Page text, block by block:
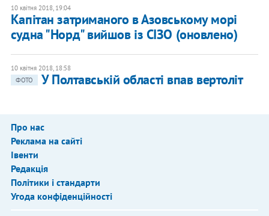
10 квітня 2018, 19:04
Капітан затриманого в Азовському морі
судна "Норд" вийшов із СІЗО (оновлено)
10 квітня 2018, 18:58
ФОТО
У Полтавській області впав вертоліт
Про нас
Реклама на сайті
Івенти
Редакція
Політики і стандарти
Угода конфіденційності